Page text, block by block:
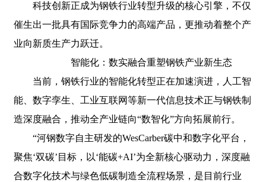
科技创新正成为钢铁行业转型升级的核心引擎，不仅
催生出一批具有国际竞争力的高端产品，更推动着整个产
业向新质生产力跃迁。
智能化：数实融合重塑钢铁产业新生态
当前，钢铁行业的智能化转型正在加速演进，人工智
能、数字孪生、工业互联网等新一代信息技术正与钢铁制
造深度融合，推动全产业链向“数智化”方向拓展前行。
“河钢数字自主研发的WesCarber碳中和数字化平台，
聚焦‘双碳’目标，以‘能碳+AI’为全新核心驱动力，深度融
合数字化技术与绿色低碳制造全流程场景，是目前行业